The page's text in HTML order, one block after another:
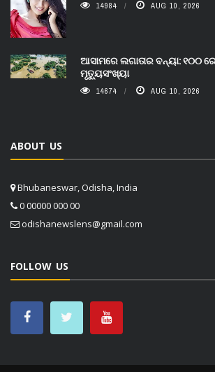
14984 AUG 10, 2026
ଆସାମରେ ଲଗାତାର ବନ୍ୟା: ୧୦୦
ମୃତ୍ୟୁସଂଖ୍ୟା
14674 AUG 10, 2026
ABOUT US
Bhubaneswar, Odisha, India
0 00000 000 00
odishanewslens@gmail.com
FOLLOW US